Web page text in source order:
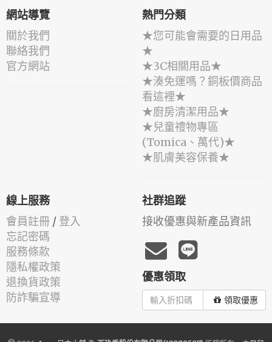
網站導覽
關於我們
聯絡我們
官方網站
熱門分類
★您可能會需要的日用品
★
★3C相關用品★
★湊免運嗎？銅板價商品
看這裡★
★廚房清潔用品★
★兒童禮物專區
(Tomica、萬代)★
★肌膚美容保養★
線上服務
會員註冊 / 登入
忘記密碼
服務條款
隱私權政策
退換貨政策
防詐騙宣導
社群追蹤
接收優惠與新產品資訊
優惠領取
領取優惠